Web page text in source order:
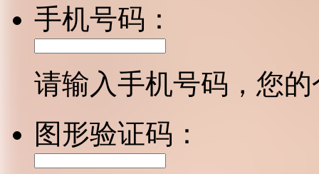
手机号码：
请输入手机号码，您
图形验证码：